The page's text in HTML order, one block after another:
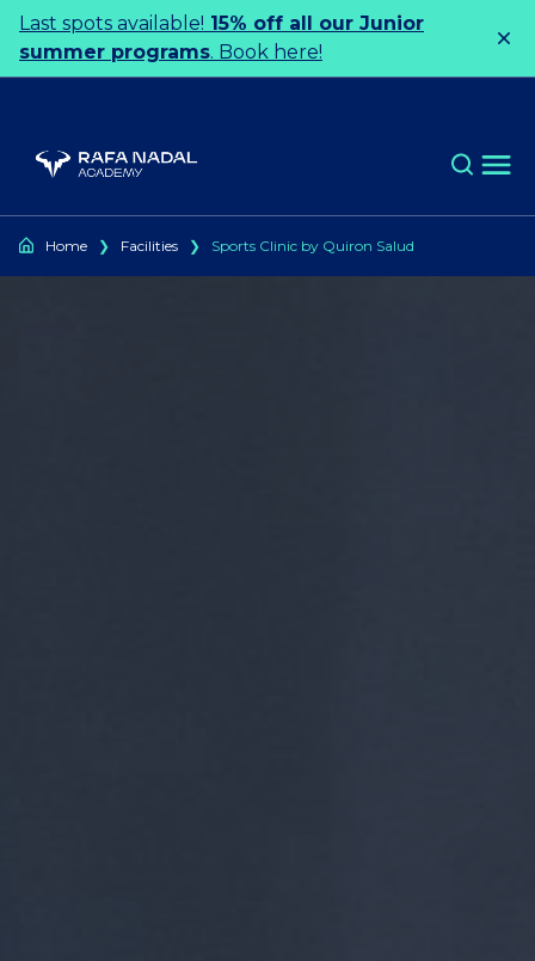
Ir al contenido
Last spots available! 15% off all our Junior
summer programs. Book here!
Home ❯ Facilities ❯ Sports Clinic by Quiron Salud